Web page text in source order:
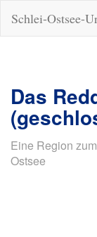
Schlei-Ostsee-
Das
Eine Region
Ostsee